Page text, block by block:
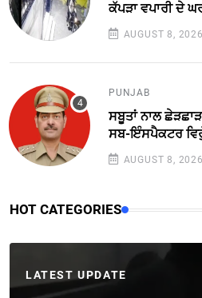
ਕੱਪੜਾ ਵਪਾਰੀ ਦੇ
AUGUST 8, 2026
PUNJAB
ਸਬੂਤਾਂ ਨਾਲ
ਸਬ-ਇੰਸਪੈਕਟਰ
AUGUST 8, 2026
HOT CATEGORIES
LATEST UPDATE